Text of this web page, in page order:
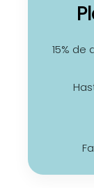
15% de